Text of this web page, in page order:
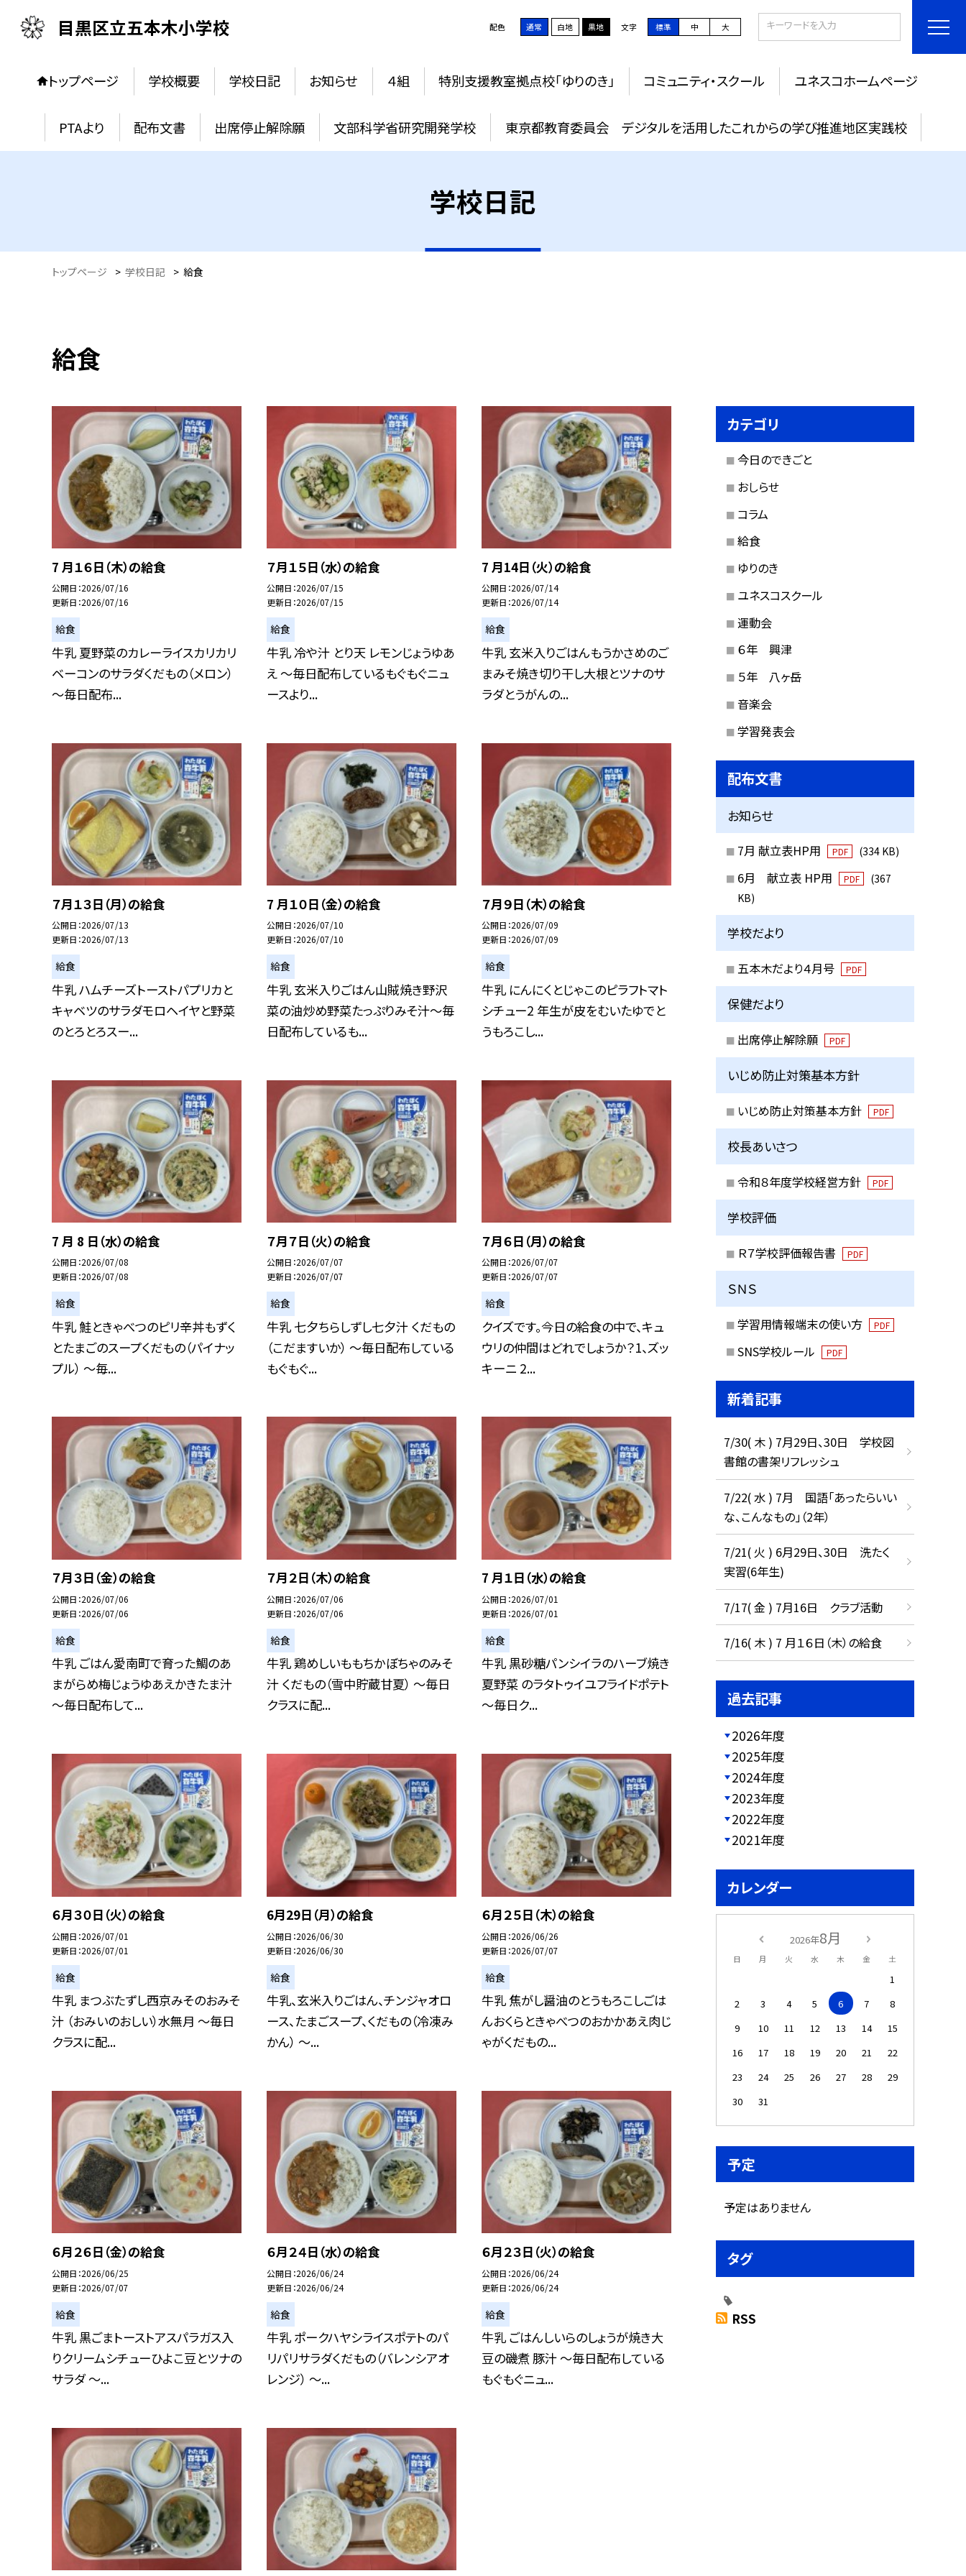
目黒区立五本木小学校 配色 通常 白地 黒地 文字 標準 中 大
トップページ 学校概要 学校日記 お知らせ ４組 特別支援教室拠点校「ゆりのき」 コミュニティ・スクール ユネスコホームページ
PTAより 配布文書 出席停止解除願 文部科学省研究開発学校 東京都教育委員会 デジタルを活用したこれからの学び推進地区実践校
学校日記
トップページ > 学校日記 > 給食
給食
7 月１６日（木）の給食
公開日 2026/07/16
更新日 2026/07/16
給食
牛乳 夏野菜のカレーライスカリカリ
ベーコンのサラダくだもの（メロン）
～毎日配布...
７月１５日（水）の給食
公開日 2026/07/15
更新日 2026/07/15
給食
牛乳 冷や汁 とり天 レモンじょうゆあ
え ～毎日配布しているもぐもぐニュ
ースより...
7 月14日（火）の給食
公開日 2026/07/14
更新日 2026/07/14
給食
牛乳 玄米入りごはんもうかさめのご
まみそ焼き切り干し大根とツナのサ
ラダとうがんの...
７月１３日（月）の給食
公開日 2026/07/13
更新日 2026/07/13
給食
牛乳 ハムチーズトーストパプリカと
キャベツのサラダモロヘイヤと野菜
のとろとろスー...
7 月１０日（金）の給食
公開日 2026/07/10
更新日 2026/07/10
給食
牛乳 玄米入りごはん山賊焼き野沢
菜の油炒め野菜たっぷりみそ汁～毎
日配布しているも...
７月９日（木）の給食
公開日 2026/07/09
更新日 2026/07/09
給食
牛乳 にんにくとじゃこのピラフトマト
シチュー2 年生が皮をむいたゆでと
うもろこし...
7 月 8 日（水）の給食
公開日 2026/07/08
更新日 2026/07/08
給食
牛乳 鮭ときゃべつのピリ辛丼もずく
とたまごのスープくだもの（パイナッ
プル） ～毎...
７月７日（火）の給食
公開日 2026/07/07
更新日 2026/07/07
給食
牛乳 七夕ちらしずし七夕汁 くだもの
（こだますいか） ～毎日配布している
もぐもぐ...
７月６日（月）の給食
公開日 2026/07/07
更新日 2026/07/07
給食
クイズです。今日の給食の中で、キュ
ウリの仲間はどれでしょうか？1、ズッ
キーニ 2...
７月３日（金）の給食
公開日 2026/07/06
更新日 2026/07/06
給食
牛乳 ごはん愛南町で育った鯛のあ
まがらめ梅じょうゆあえかきたま汁
～毎日配布して...
７月２日（木）の給食
公開日 2026/07/06
更新日 2026/07/06
給食
牛乳 鶏めしいももちかぼちゃのみそ
汁 くだもの（雪中貯蔵甘夏） ～毎日
クラスに配...
7 月１日（水）の給食
公開日 2026/07/01
更新日 2026/07/01
給食
牛乳 黒砂糖パンシイラのハーブ焼き
夏野菜 のラタトゥイユフライドポテト
～毎日ク...
６月３０日（火）の給食
公開日 2026/07/01
更新日 2026/07/01
給食
牛乳 まつぶたずし西京みそのおみそ
汁 （おみいのおしい）水無月 ～毎日
クラスに配...
6月29日（月）の給食
公開日 2026/06/30
更新日 2026/06/30
給食
牛乳、玄米入りごはん、チンジャオロ
ース、たまごスープ、くだもの（冷凍み
かん） ～...
６月２５日（木）の給食
公開日 2026/06/26
更新日 2026/07/07
給食
牛乳 焦がし醤油のとうもろこしごは
んおくらときゃべつのおかかあえ肉じ
ゃがくだもの...
６月２６日（金）の給食
公開日 2026/06/25
更新日 2026/07/07
給食
牛乳 黒ごまトーストアスパラガス入
りクリームシチューひよこ豆とツナの
サラダ ～...
６月２４日（水）の給食
公開日 2026/06/24
更新日 2026/06/24
給食
牛乳 ポークハヤシライスポテトのパ
リパリサラダくだもの（バレンシアオ
レンジ） ～...
６月２３日（火）の給食
公開日 2026/06/24
更新日 2026/06/24
給食
牛乳 ごはんしいらのしょうが焼き大
豆の磯煮 豚汁 ～毎日配布している
もぐもぐニュ...
カテゴリ
今日のできごと
おしらせ
コラム
給食
ゆりのき
ユネスコスクール
運動会
６年 興津
５年 八ヶ岳
音楽会
学習発表会
配布文書
お知らせ
7月 献立表HP用 PDF (334 KB)
6月 献立表 HP用 PDF
(367
KB)
学校だより
五本木だより４月号 PDF
保健だより
出席停止解除願 PDF
いじめ防止対策基本方針
いじめ防止対策基本方針 PDF
校長あいさつ
令和８年度学校経営方針 PDF
学校評価
Ｒ７学校評価報告書 PDF
ＳＮＳ
学習用情報端末の使い方 PDF
SNS学校ルール PDF
新着記事
7/30( 木 ) 7月29日、30日 学校図
書館の書架リフレッシュ
7/22( 水 ) 7月 国語「あったらいい
な、こんなもの」（2年）
7/21( 火 ) 6月29日、30日 洗たく
実習(6年生)
7/17( 金 ) 7月16日 クラブ活動
7/16( 木 ) 7 月１６日（木）の給食
過去記事
2026年度
2025年度
2024年度
2023年度
2022年度
2021年度
カレンダー
2026年8月
日 月 火 水 木 金 土
1
2
3 4 5 6 7
8
9
10 11 12 13 14
15
16
17 18 19 20 21
22
23
24 25 26 27 28
29
30
31
予定
予定はありません
タグ
RSS